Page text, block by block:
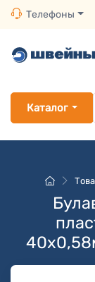
Телефоны
Каталог